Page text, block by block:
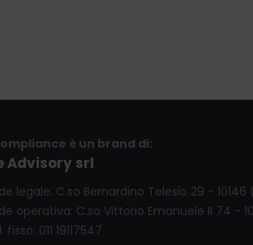
è un brand di:
Advisory srl
legale: C.so Bernardino Telesio 29 - 10146
operativa: C.so Vittorio Emanuele II 74 -
fisso: 011 19117547